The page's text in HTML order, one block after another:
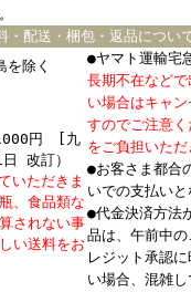
・配送・梱包・返品につい
除く
円 [九
改訂）
いただきま
、食品類な
されない事
い送料をお
●ヤマト運輸宅
長期不在など
い場合はキャ
すのでご注意
をご負担いた
●お客さま都合
いでの支払い
●代金決済方法
品は、午前中
レジット承認
い場合、混雑